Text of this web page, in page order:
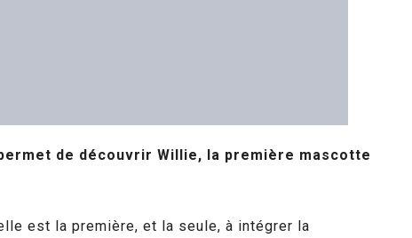
de découvrir Willie, la première mascotte
est la première, et la seule, à intégrer la